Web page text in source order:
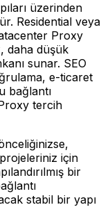
üzerinden
Residential veya
Proxy
daha düşük
sunar. SEO
e-ticaret
bağlantı
tercih
için
bir
stabil bir yapı